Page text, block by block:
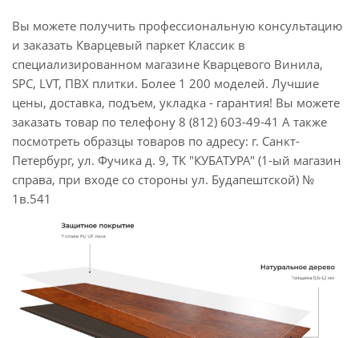
Вы можете получить профессиональную консультацию
и заказать Кварцевый паркет Классик в
специализированном магазине Кварцевого Винила,
SPC, LVT, ПВХ плитки. Более 1 200 моделей. Лучшие
цены, доставка, подъем, укладка - гарантия! Вы можете
заказать товар по телефону 8 (812) 603-49-41 А также
посмотреть образцы товаров по адресу: г. Санкт-
Петербург, ул. Фучика д. 9, ТК "КУБАТУРА" (1-ый магазин
справа, при входе со стороны ул. Будапештской) №
1в.541